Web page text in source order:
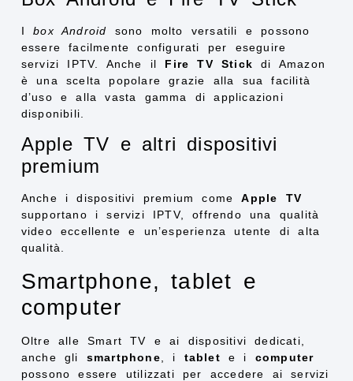
Ibox Android sono molto versatili e possono
essere facilmente configurati per eseguire
servizi IPTV. Anche il Fire TV Stick di Amazon
è una scelta popolare grazie alla sua facilità
d’uso e alla vasta gamma di applicazioni
disponibili.
Apple TV e altri dispositivi
premium
Anche i dispositivi premium comeApple TV
supportano i servizi IPTV, offrendo una qualità
video eccellente e un’esperienza utente di alta
qualità.
Smartphone, tablet e
computer
Oltre alle Smart TV e ai dispositivi dedicati,
anche gli smartphone , i tablet e i computer
possono essere utilizzati per accedere ai servizi